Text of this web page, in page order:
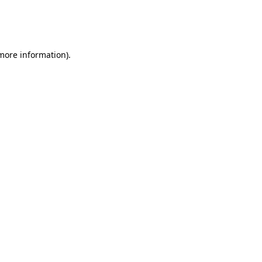
information).